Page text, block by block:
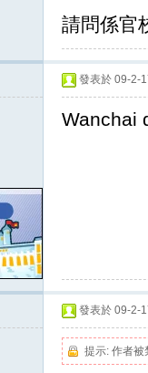
請問係官
發表於 09-2-
Wanchai
發表於 09-2-
提示: 作者被